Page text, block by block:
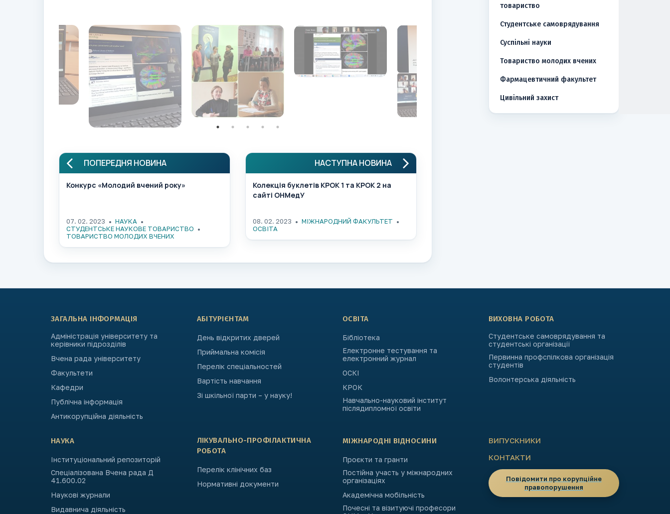
ПОПЕРЕДНЯ НОВИНА
Конкурс «Молодий вчений року»
07. 02. 2023
НАУКА
СТУДЕНТСЬКЕ НАУКОВЕ ТОВАРИСТВО
ТОВАРИСТВО МОЛОДИХ ВЧЕНИХ
НАСТУПНА НОВИНА
Колекція буклетів КРОК 1 та КРОК 2 на
сайті ОНМедУ
08. 02. 2023
МІЖНАРОДНИЙ ФАКУЛЬТЕТ
ОСВІТА
товариство
Студентське самоврядування
Суспільні науки
Товариство молодих вчених
Фармацевтичний факультет
Цивільний захист
ЗАГАЛЬНА ІНФОРМАЦІЯ
Адміністрація університету та
керівники підрозділів
Вчена рада університету
Факультети
Кафедри
Публічна інформація
Антикорупційна діяльність
АБІТУРІЄНТАМ
День відкритих дверей
Приймальна комісія
Перелік спеціальностей
Вартість навчання
Зі шкільної парти – у науку!
ОСВІТА
Бібліотека
Електронне тестування та
електронний журнал
ОСКІ
КРОК
Навчально-науковий інститут
післядипломної освіти
ВИХОВНА РОБОТА
Студентське самоврядування та
студентські організації
Первинна профспілкова організація
студентів
Волонтерська діяльність
НАУКА
Інституціональний репозиторій
Спеціалізована Вчена рада Д
41.600.02
Наукові журнали
Видавнича діяльність
ЛІКУВАЛЬНО-ПРОФІЛАКТИЧНА
РОБОТА
Перелік клінічних баз
Нормативні документи
МІЖНАРОДНІ ВІДНОСИНИ
Проєкти та гранти
Постійна участь у міжнародних
організаціях
Академічна мобільність
Почесні та візитуючі професори
ВИПУСКНИКИ
КОНТАКТИ
Повідомити про корупційне
правопорушення